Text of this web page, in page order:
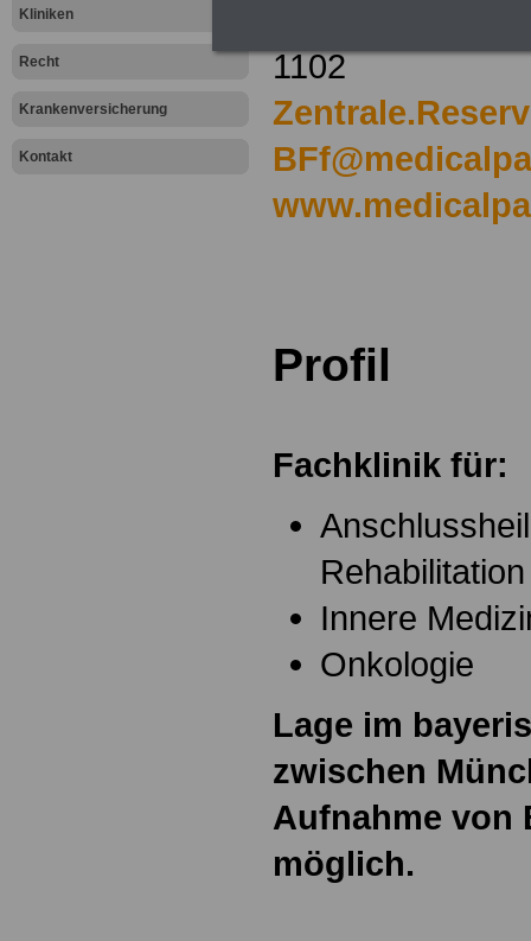
Kliniken
Recht
Krankenversicherung
Kontakt
1102
Profil
Fachklinik für:
Innere
Onkologie
Lage im
zwischen
Aufnahme von
möglich.